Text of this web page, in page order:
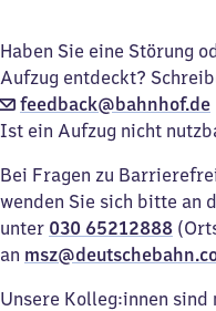
Haben Sie eine Störung
Aufzug entdeckt?
feedback@bahnhof.de
Ist ein Aufzug nicht
Bei Fragen zu
wenden Sie sich bitte an
unter 030 65212888
an
Unsere Kolleg:innen